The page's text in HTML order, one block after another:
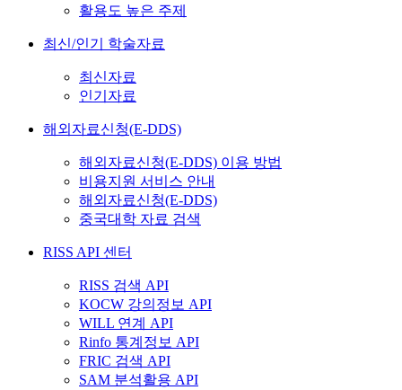
활용도 높은 주제
최신/인기 학술자료
최신자료
인기자료
해외자료신청(E-DDS)
해외자료신청(E-DDS) 이용 방법
비용지원 서비스 안내
해외자료신청(E-DDS)
중국대학 자료 검색
RISS API 센터
RISS 검색 API
KOCW 강의정보 API
WILL 연계 API
Rinfo 통계정보 API
FRIC 검색 API
SAM 분석활용 API